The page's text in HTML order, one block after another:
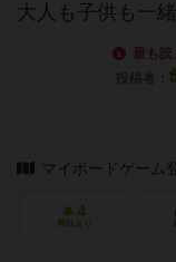
大人も子供も一
最も
投稿者：
マイボードゲーム
4
興味あり